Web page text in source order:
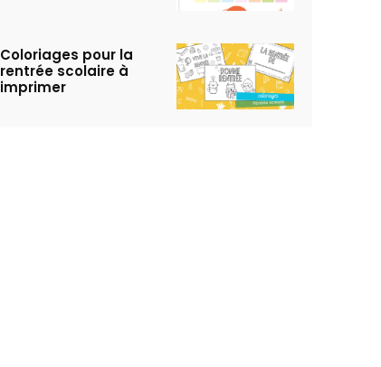
Coloriages pour la
rentrée scolaire à
imprimer